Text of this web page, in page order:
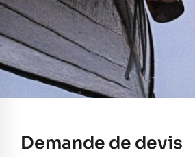
Demande de devis